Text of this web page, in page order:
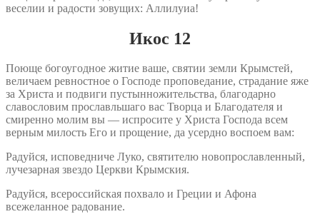
веселии и радости зовущих: Аллилуиа!
Икос 12
Поюще богоугодное житие ваше, святии земли Крымстей,
величаем ревностное о Господе проповедание, страдание яже
за Христа и подвиги пустынножительства, благодарно
славословим прославльшаго вас Творца и Благодателя и
смиренно молим вы — испросите у Христа Господа всем
верным милость Его и прощение, да усердно воспоем вам:
Радуйся, исповедниче Луко, святителю новопрославленный,
лучезарная звездо Церкви Крымския.
Радуйся, всероссийская похвало и Греции и Афона
всежеланное радование.